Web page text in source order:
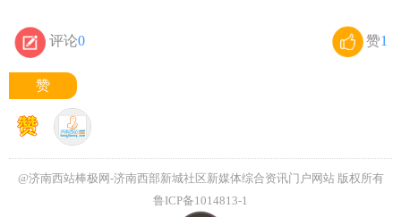
评论0 赞1
赞
@济南西站棒极网-济南西部新城社区新媒体综合资讯门户网站版权所有
鲁ICP备1014813-1